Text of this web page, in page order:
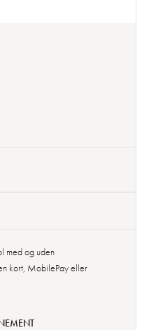
med og uden
kort, MobilePay eller